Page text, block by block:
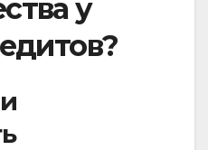
у